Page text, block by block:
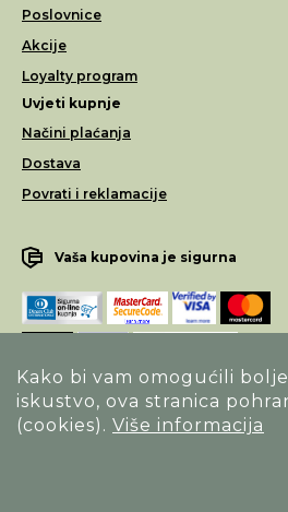
Kako bi vam omogućili
iskustvo, ova stranica
(cookies). Više informacija
Poslovnice
Akcije
Loyalty program
Uvjeti kupnje
Načini plaćanja
Dostava
Povrati i reklamacije
Vaša kupovina je sigurna
Opći uvjeti poslovanja
Sva prava pridržana. Alfa